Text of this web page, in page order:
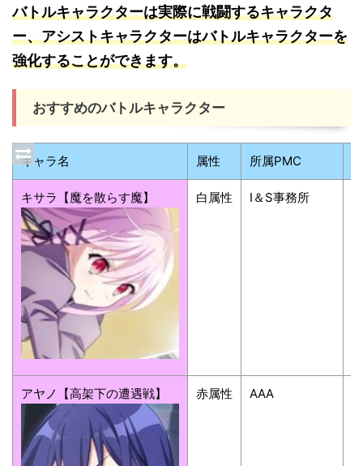
バトルキャラクターは実際に戦闘するキャラクタ
ー、アシストキャラクターはバトルキャラクターを
強化することができます。
おすすめのバトルキャラクター
キャラ名 属性 所属PMC
キサラ【魔を散らす魔】 白属性 I＆S事務所
アヤノ【高架下の遭遇戦】 赤属性 AAA